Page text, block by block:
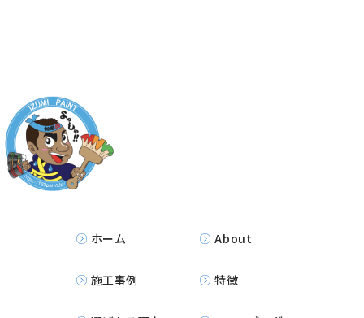
ホーム About
施工事例 特徴